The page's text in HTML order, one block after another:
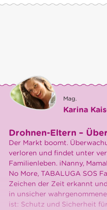
Mag.
Karina
Drohnen-Eltern –
Der Markt boomt.
verloren und findet unter
Familienleben. iNanny,
No More, TABALUGA SOS
Zeichen der Zeit erkannt
in unsicher
ist: Schutz und Sicherheit